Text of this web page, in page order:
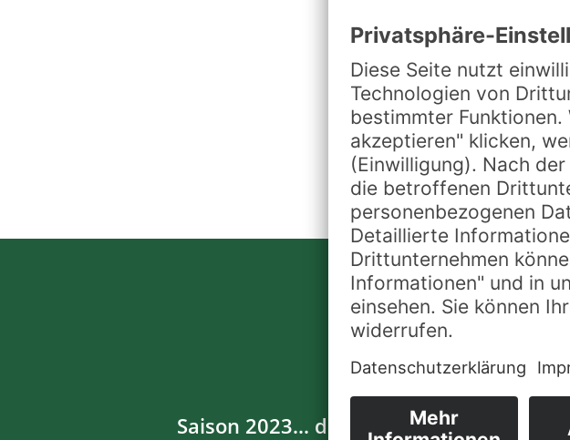
Saison 2023... die Vorbereitungen